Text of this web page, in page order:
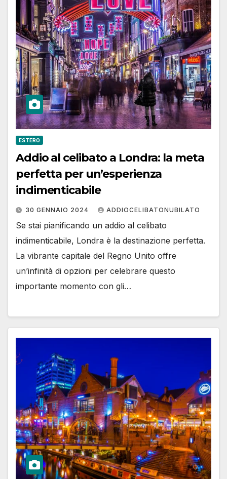
ESTERO
Addio al celibato a Londra: la meta
perfetta per un’esperienza
indimenticabile
30 GENNAIO 2024 ADDIOCELIBATONUBILATO
Se stai pianificando un addio al celibato
indimenticabile, Londra è la destinazione perfetta.
La vibrante capitale del Regno Unito offre
un’infinità di opzioni per celebrare questo
importante momento con gli…